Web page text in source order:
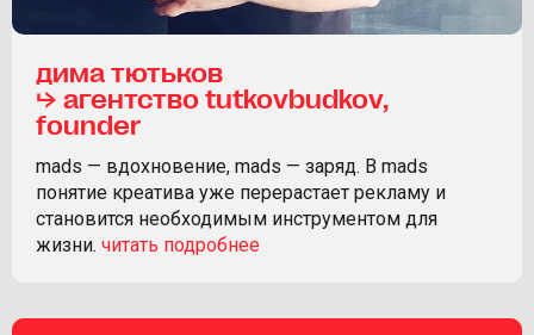
дима тютьков
⮡ агентство tutkovbudkov,
founder
mads — вдохновение, mads — заряд. В mads
понятие креатива уже перерастает рекламу и
становится необходимым инструментом для
жизни.